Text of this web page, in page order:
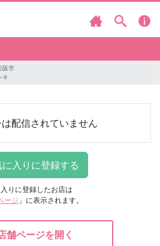
阪市
キ
配信されていません
りに登録したお店は
ージ 」に表示されます。
舗ページを開く